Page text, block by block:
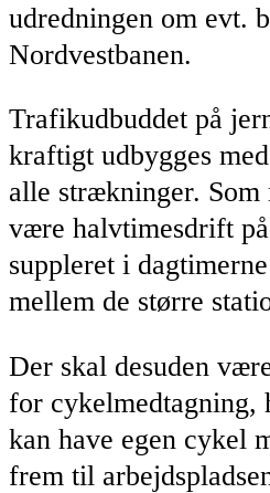
udredningen om evt.
Nordvestbanen.
Trafikudbuddet på
kraftigt udbygges
alle strækninger.
være halvtimesdrift
suppleret i
mellem de større
Der skal desuden
for cykelmedtagning,
kan have egen cykel
frem til